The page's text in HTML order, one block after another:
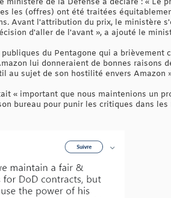
de la Défense a déclaré : « Le
les (offres) ont été traitées
Avant l'attribution du prix, le ministère
d'aller de l'avant », a ajouté le
du Pentagone qui a brièvement
lui donneraient de bonnes raisons
au sujet de son hostilité envers Amazon
« important que nous maintenions un
bureau pour punir les critiques dans les